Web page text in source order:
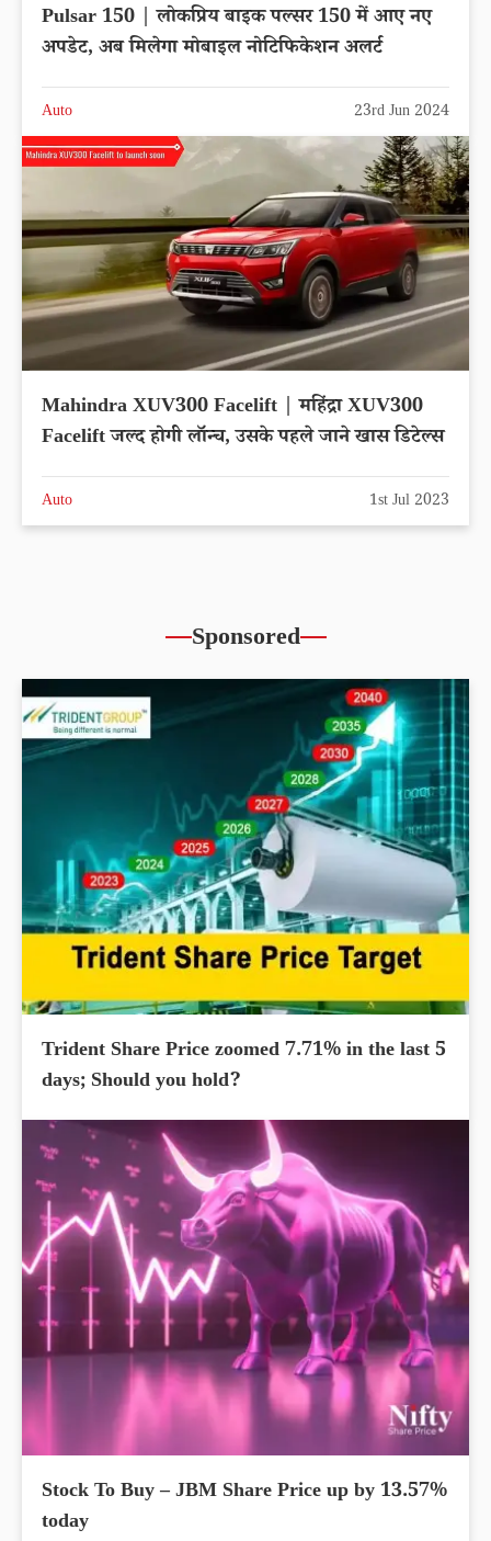
Pulsar 150 | लोकप्रिय बाइक पल्सर 150 में आए नए
अपडेट, अब मिलेगा मोबाइल नोटिफिकेशन अलर्ट
Auto 23rd Jun 2024
Mahindra XUV300 Facelift | महिंद्रा XUV300
Facelift जल्द होगी लॉन्च, उसके पहले जाने खास डिटेल्स
Auto 1st Jul 2023
Sponsored
Trident Share Price zoomed 7.71% in the last 5
days; Should you hold?
Stock To Buy – JBM Share Price up by 13.57%
today